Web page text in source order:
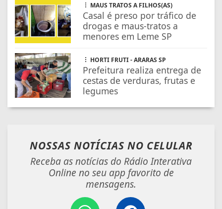
MAUS TRATOS A FILHOS(AS)
Casal é preso por tráfico de
drogas e maus-tratos a
menores em Leme SP
HORTI FRUTI - ARARAS SP
Prefeitura realiza entrega de
cestas de verduras, frutas e
legumes
NOSSAS NOTÍCIAS NO CELULAR
Receba as notícias do Rádio Interativa
Online no seu app favorito de
mensagens.